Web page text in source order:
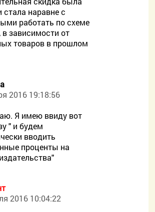
стала наравне с
работать по схеме
в зависимости от
товаров в прошлом
2016 19:18:56
Я имею ввиду вот
" и будем
вводить
проценты на
2016 10:04:22